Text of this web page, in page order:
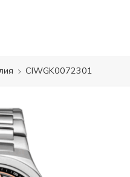
CIWGK0072301